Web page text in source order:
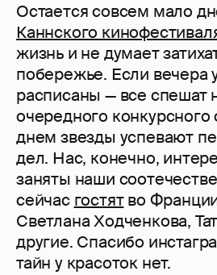
Остается совсем мало
Каннского
жизнь и не думает
побережье. Если вечера
расписаны — все спешат
очередного
днем звезды успевают
дел. Нас, конечно,
заняты наши
сейчас гостятво
Светлана Ходченкова,
другие. Спасибо
тайн у красоток нет.